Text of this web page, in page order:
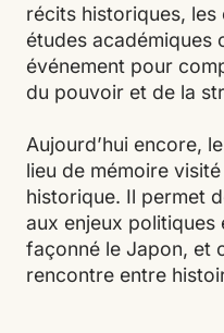
récits historiques,
études académiques
événement pour
du pouvoir et de la
Aujourd’hui encore,
lieu de mémoire
historique. Il permet
aux enjeux politiques
façonné le Japon, et
rencontre entre